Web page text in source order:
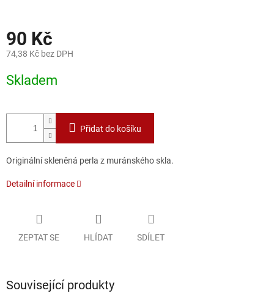
90 Kč
74,38 Kč bez DPH
cena:
Skladem
Přidat do košíku
Originální skleněná perla z muránského skla.
Detailní informace
ZEPTAT SE HLÍDAT SDÍLET
Související produkty